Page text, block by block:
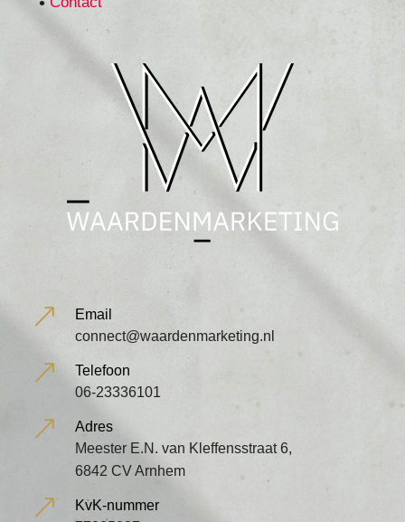
&
Email
connect@waardenmarketing.nl
&
Telefoon
06-23336101
&
Adres
Meester E.N. van Kleffensstraat 6,
6842 CV Arnhem
&
KvK-nummer